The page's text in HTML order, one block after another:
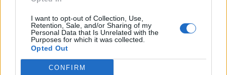
I want to opt-out of Collection, Use,
Retention, Sale, and/or Sharing of my
Personal Data that Is Unrelated with the
Purposes for which it was collected.
Opted Out
CONFIRM
Il materiale (testo, foto e video) consultabile in questo portale è di nostra proprietà.
Alcune foto (screenshot) ed articoli presenti su "Calciomercato Magazine" sono in parte
giunti da internet, in quanto arrivati alla nostra attenzione attraverso regolari
comunicati stampa con immagini e testi allegati ed autorizzati alla pubblicazione, e
quindi valutati di pubblico dominio. Se i soggetti o gli autori avessero qualcosa in
contrario alla pubblicazione, non avranno che da segnalarlo alla redazione (indirizzo
redazione@napolimagazine.com